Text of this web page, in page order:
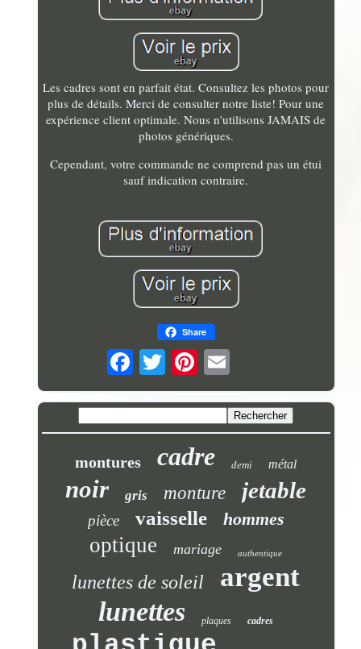
Les cadres sont en parfait état. Consultez les photos pour
plus de détails. Merci de consulter notre liste! Pour une
expérience client optimale. Nous n'utilisons JAMAIS de
photos génériques.
Cependant, votre commande ne comprend pas un étui
sauf indication contraire.
Share
montures cadre demi métal
noir gris monture jetable
pièce vaisselle hommes
optique mariage authentique
lunettes de soleil argent
lunettes plaques cadres